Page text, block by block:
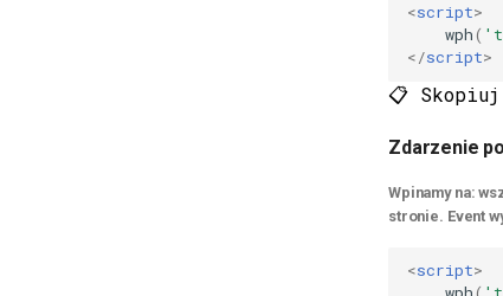
<script>
wph(
</script>
📋
Zdarzenie
Wpinamy na:
stronie. Event
<script>